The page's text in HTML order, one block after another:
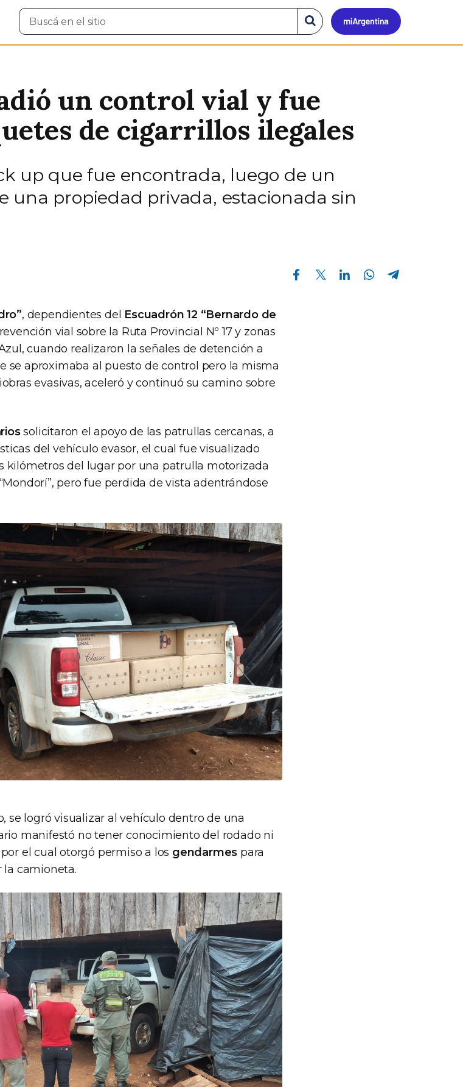
Mi
Buscar
en
Buscar
en
el
un control vial y fue
de cigarrillos ilegales
up que fue encontrada, luego de un
propiedad privada, estacionada sin
Compartir en Facebook Compartir en Twitter Compartir en Linkedin Compartir en Whatsapp
, dependientes del Escuadrón 12 “Bernardo de
vial sobre la Ruta Provincial Nº 17 y zonas
cuando realizaron la señales de detención a
se aproximaba al puesto de control pero la misma
evasivas, aceleró y continuó su camino sobre
solicitaron el apoyo de las patrullas cercanas, a
del vehículo evasor, el cual fue visualizado
kilómetros del lugar por una patrulla motorizada
pero fue perdida de vista adentrándose
se logró visualizar al vehículo dentro de una
manifestó no tener conocimiento del rodado ni
el cual otorgó permiso a los gendarmes para
la camioneta.